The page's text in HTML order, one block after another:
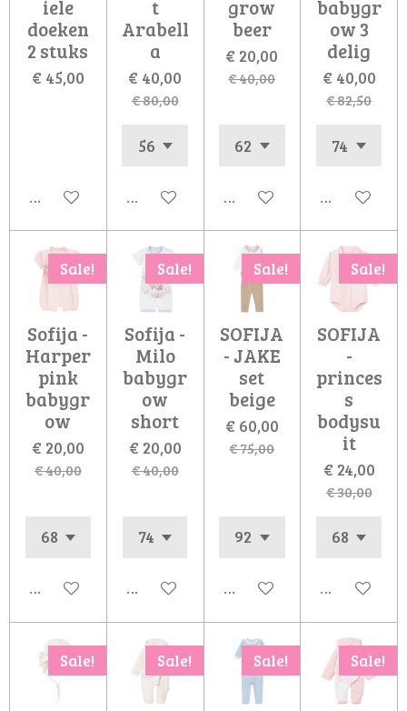
iele
doeken
2 stuks
€ 45,00
In winkelwagen
t
Arabell
a
€ 40,00
€ 80,00
In winkelwagen
grow
beer
€ 20,00
€ 40,00
In winkelwagen
babygr
ow 3
delig
€ 40,00
€ 82,50
In
Sale!
Sofija -
Harper
pink
babygr
ow
€ 20,00
€ 40,00
In winkelwagen
Sale!
Sofija -
Milo
babygr
ow
short
€ 20,00
€ 40,00
In winkelwagen
Sale!
SOFIJA
- JAKE
set
beige
€ 60,00
€ 75,00
In winkelwagen
Sale!
SOFIJA
-
princes
s
bodysu
it
€ 24,00
€ 30,00
In
Sale! Sale! Sale! Sale!